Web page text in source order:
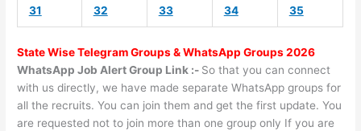
31
32
33
34
35
State WiseTelegram Groups& WhatsApp Groups 2026
WhatsApp Job Alert Group Link :- So that you can connect
with us directly, we have made separate WhatsApp groups for
all the recruits. You can join them and get the first update. You
are requested not to join more than one group only If you are